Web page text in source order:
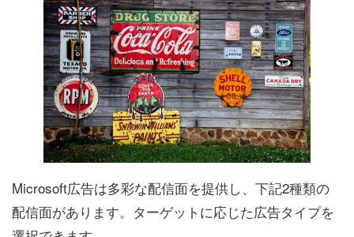
Microsoft広告は多彩な配信面を提供し、下記2種類の
配信面があります。ターゲットに応じた広告タイプを